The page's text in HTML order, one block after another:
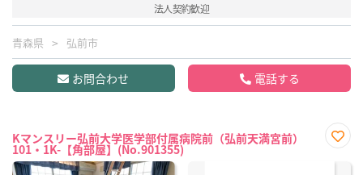
法人契約歓迎
青森県 弘前市
お問合わせ 電話する
Kマンスリー弘前大学医学部付属病院前（弘前天満宮前）
101・1K-【角部屋】(No.901355)
に入